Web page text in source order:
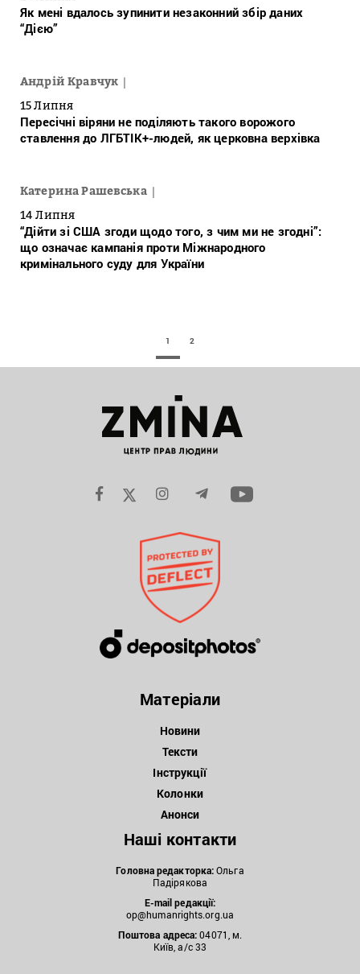
Як мені вдалось зупинити незаконний збір даних
“Дією”
Андрій Кравчук
15 Липня
Пересічні віряни не поділяють такого ворожого
ставлення до ЛГБТІК+-людей, як церковна верхівка
Катерина Рашевська
14 Липня
“Дійти зі США згоди щодо того, з чим ми не згодні”:
що означає кампанія проти Міжнародного
кримінального суду для України
1 2
Матеріали
Новини
Тексти
Інструкції
Колонки
Анонси
Наші контакти
Головна редакторка:Ольга
Падірякова
E-mail редакції:
op@humanrights.org.ua
Поштова адреса:04071, м.
Київ, а/с 33